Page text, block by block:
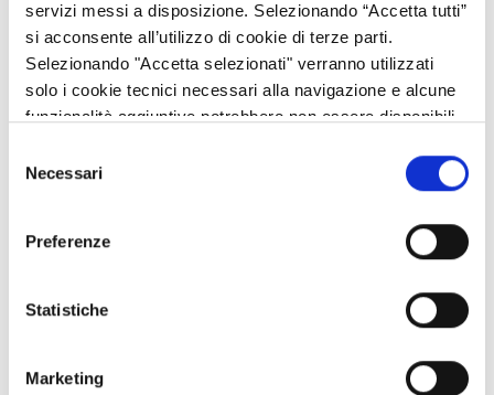
servizi messi a disposizione. Selezionando “Accetta tutti”
si acconsente all’utilizzo di cookie di terze parti.
Selezionando "Accetta selezionati" verranno utilizzati
solo i cookie tecnici necessari alla navigazione e alcune
funzionalità aggiuntive potrebbero non essere disponibili.
delNecessari
Preferenze
Statistiche
Marketing
Procedura aperta (art. 36, commi 2, lett. d), 3 e 9 del D.
lgs. n. 50/2016 e s.m.i.);
Procedura negoziata previa o senza pubblicazione di un
bando (art. 36, comma 2 lett. c) del D. lgs. n. 50/2016 e
s.m.i.);
Procedura negoziata previa o senza pubblicazione di un
bando (art. 36, comma 2 lett. b) del D. lgs. n. 50/2016 e
Procedura di affidamento diretto senza pubblicazione di
un bando (art. 36, comma 2 lett. a) del D. lgs. n. 50/2016
Procedura di amministrazione diretta (art. 36, comma 2